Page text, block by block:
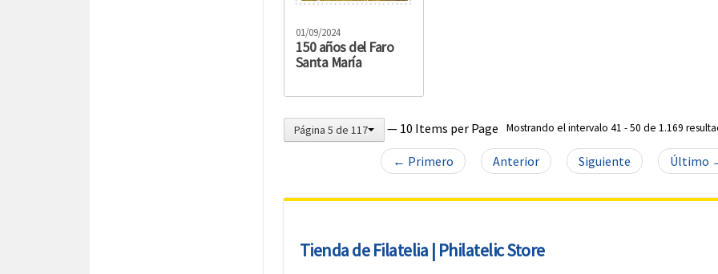
01/09/2024
150 años del Faro
Santa María
Página 5 de 117 — 10 Items per Page Mostrando el intervalo 41 - 50 de 1.169
← Primero Anterior Siguiente Último
Tienda de Filatelia | Philatelic Store